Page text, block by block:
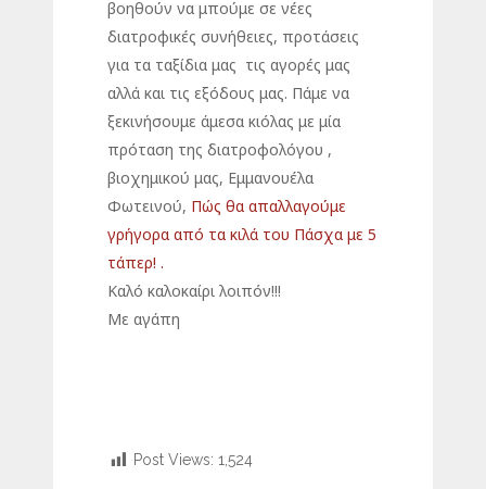
βοηθούν να μπούμε σε νέες
διατροφικές συνήθειες, προτάσεις
για τα ταξίδια μας τις αγορές μας
αλλά και τις εξόδους μας. Πάμε να
ξεκινήσουμε άμεσα κιόλας με μία
πρόταση της διατροφολόγου ,
βιοχημικού μας, Εμμανουέλα
Φωτεινού, Πώς θα απαλλαγούμε
γρήγορα από τα κιλά του Πάσχα με 5
τάπερ! .
Καλό καλοκαίρι λοιπόν!!!
Με αγάπη
Post Views: 1,524